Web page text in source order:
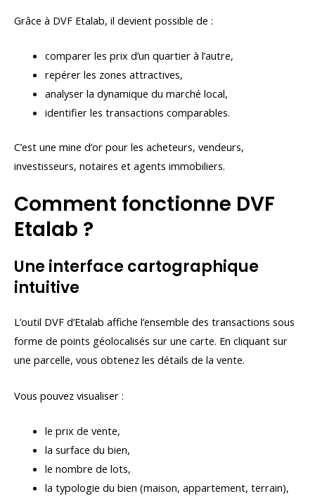
Grâce à DVF Etalab, il devient possible de :
comparer les prix d’un quartier à l’autre,
repérer les zones attractives,
analyser la dynamique du marché local,
identifier les transactions comparables.
C’est une mine d’or pour les acheteurs, vendeurs,
investisseurs, notaires et agents immobiliers.
Comment fonctionne DVF
Etalab ?
Une interface cartographique
intuitive
L’outil DVF d’Etalab affiche l’ensemble des transactions sous
forme de points géolocalisés sur une carte. En cliquant sur
une parcelle, vous obtenez les détails de la vente.
Vous pouvez visualiser :
le prix de vente,
la surface du bien,
le nombre de lots,
la typologie du bien (maison, appartement, terrain),